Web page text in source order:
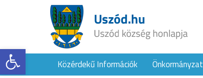
Eszköztár megnyitásaKözérdekű Információk Önkormányzat